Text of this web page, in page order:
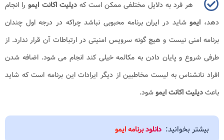
هر فرد به دلایل مختلفی ممکن است کهدیلیت اکانت ایمورا انجام
دهد، ایموشاید در ایران برنامه محبوبی نباشد چراکه در درجه اول چندان
برنامه امنی نیست و هیچ گونه سرویس امنیتی در ارتباطات آن قرار ندارد. از
طرفی شروع و پایان دادن به مکالمه خیلی کند انجام می شود. اضافه شدن
افراد نانشناس به لیست مخاطبین از دیگر ایرادات این برنامه است که شاید
باعثدیلیت اکانت ایموشود.
بیشتر بخوانید: دانلود برنامه ایمو